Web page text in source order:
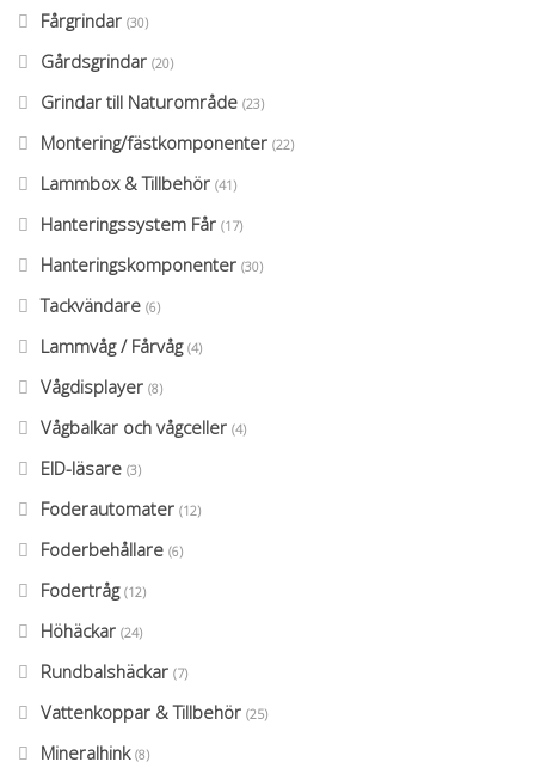
Fårgrindar (30)
Gårdsgrindar (20)
Grindar till Naturområde (23)
Montering/fästkomponenter (22)
Lammbox & Tillbehör (41)
Hanteringssystem Får (17)
Hanteringskomponenter (30)
Tackvändare (6)
Lammvåg / Fårvåg (4)
Vågdisplayer (8)
Vågbalkar och vågceller (4)
EID-läsare (3)
Foderautomater (12)
Foderbehållare (6)
Fodertråg (12)
Höhäckar (24)
Rundbalshäckar (7)
Vattenkoppar & Tillbehör (25)
Mineralhink (8)